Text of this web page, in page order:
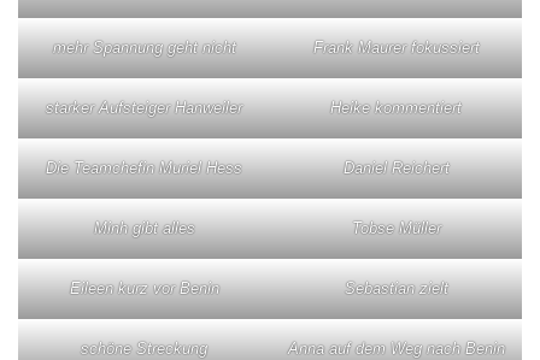
mehr Spannung geht nicht Frank Maurer fokussiert
starker Aufsteiger Hanweiler Heike kommentiert
Die Teamchefin Muriel Hess Daniel Reichert
Minh gibt alles Tobse Müller
Eileen kurz vor Benin Sebastian zielt
schöne Streckung Anna auf dem Weg nach Benin